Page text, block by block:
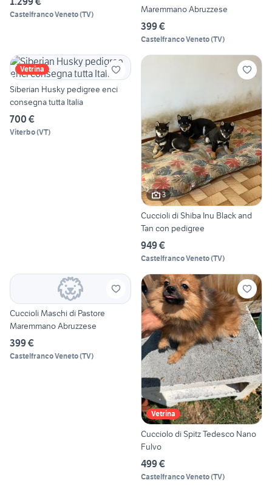
Castelfranco Veneto(TV)
Maremmano Abruzzese
399 €
Castelfranco Veneto(TV)
Vetrina
Siberian Husky pedigree enci
consegna tutta Italia
700 €
Viterbo(VT)
3
Cuccioli di Shiba Inu Black and
Tan con pedigree
949 €
Castelfranco Veneto(TV)
Cuccioli Maschi di Pastore
Maremmano Abruzzese
399 €
Castelfranco Veneto(TV)
Vetrina
Cucciolo di Spitz Tedesco Nano
Fulvo
499 €
Castelfranco Veneto(TV)